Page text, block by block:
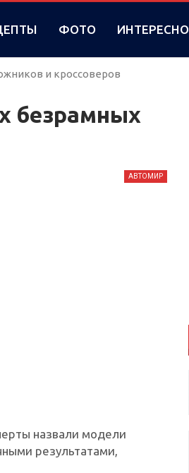
ФОТО ИНТЕРЕСНО
и кроссоверов
безрамных
АВТОМИР
назвали модели
результатами,